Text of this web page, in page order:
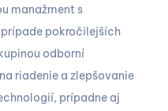
manažment s
pokročilejších
odborní
riadenie a zlepšovanie
prípadne aj